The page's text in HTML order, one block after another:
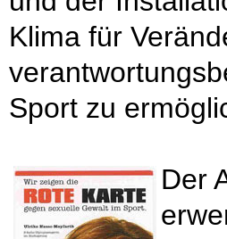
Klima für
Sport zu
Der